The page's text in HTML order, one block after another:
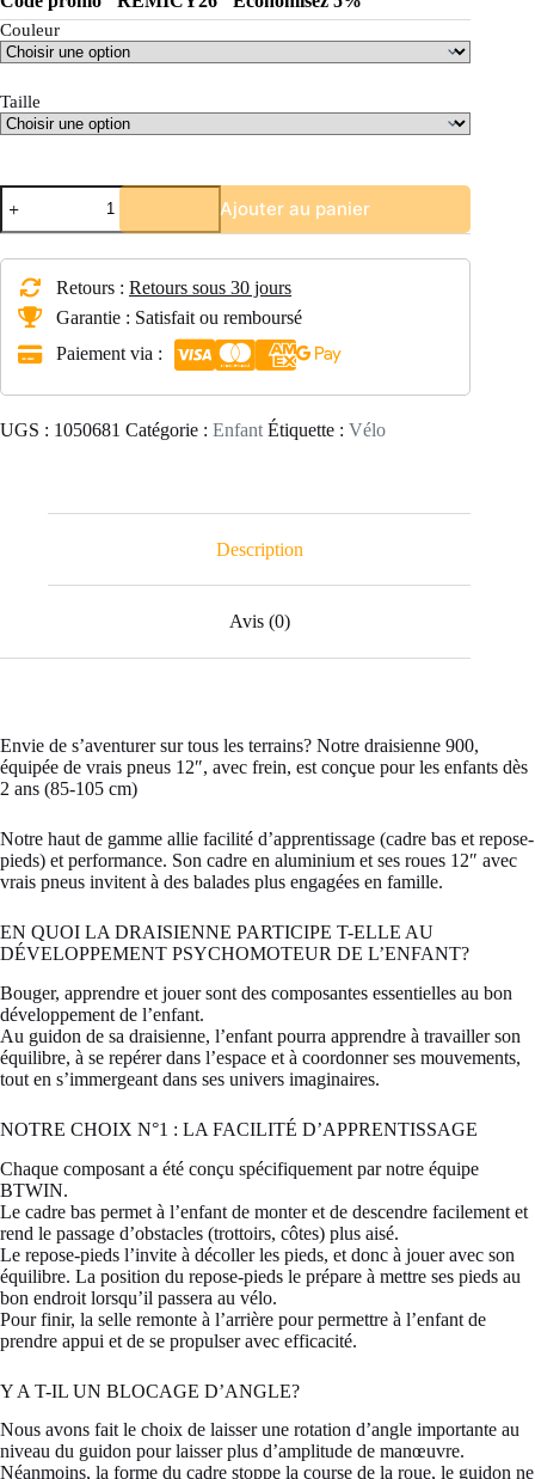
Couleur
Taille
quantité
de
DRAISIENNE
ENFANT
POUCES
RUNRIDE
ALU
Ajouter au panier
Retours : Retours sous 30 jours
Garantie : Satisfait ou remboursé
Paiement via :
UGS : 1050681 Catégorie : Enfant Étiquette : Vélo
Description
Avis (0)
Envie de s’aventurer sur tous les terrains? Notre draisienne 900,
équipée de vrais pneus 12″, avec frein, est conçue pour les enfants dès
2 ans (85-105 cm)
Notre haut de gamme allie facilité d’apprentissage (cadre bas et repose-
pieds) et performance. Son cadre en aluminium et ses roues 12″ avec
vrais pneus invitent à des balades plus engagées en famille.
EN QUOI LA DRAISIENNE PARTICIPE T-ELLE AU
DÉVELOPPEMENT PSYCHOMOTEUR DE L’ENFANT?
Bouger, apprendre et jouer sont des composantes essentielles au bon
développement de l’enfant.
Au guidon de sa draisienne, l’enfant pourra apprendre à travailler son
équilibre, à se repérer dans l’espace et à coordonner ses mouvements,
tout en s’immergeant dans ses univers imaginaires.
NOTRE CHOIX N°1 : LA FACILITÉ D’APPRENTISSAGE
Chaque composant a été conçu spécifiquement par notre équipe
BTWIN.
Le cadre bas permet à l’enfant de monter et de descendre facilement et
rend le passage d’obstacles (trottoirs, côtes) plus aisé.
Le repose-pieds l’invite à décoller les pieds, et donc à jouer avec son
équilibre. La position du repose-pieds le prépare à mettre ses pieds au
bon endroit lorsqu’il passera au vélo.
Pour finir, la selle remonte à l’arrière pour permettre à l’enfant de
prendre appui et de se propulser avec efficacité.
Y A T-IL UN BLOCAGE D’ANGLE?
Nous avons fait le choix de laisser une rotation d’angle importante au
niveau du guidon pour laisser plus d’amplitude de manœuvre.
Néanmoins, la forme du cadre stoppe la course de la roue, le guidon ne